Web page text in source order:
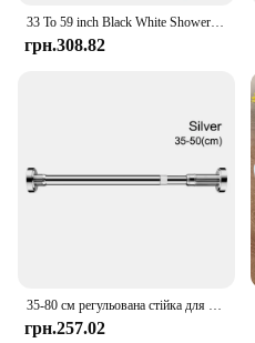
грн.308.82
грн.257.02